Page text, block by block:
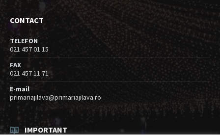
CONTACT
TELEFON
021 457 01 15
FAX
021 457 11 71
E-mail
primariajilava@primariajilava.ro
IMPORTANT